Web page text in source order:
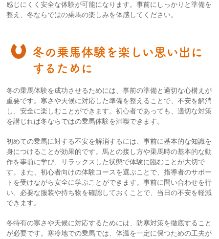
感じにくく安全な体験が可能になります。事前にしっかりと準備を
整え、冬ならではの乗馬の楽しみを体感してください。
冬の乗馬体験を楽しい思い出に
するために
冬の乗馬体験を成功させるためには、事前の準備と適切な心構えが
重要です。寒さや天候に対応した準備を整えることで、不安を解消
し、安全に楽しむことができます。初心者であっても、適切な対策
を講じれば冬ならではの乗馬体験を満喫できます。
初めての乗馬に対する不安を解消するには、事前に基本的な知識を
身につけることが効果的です。馬との接し方や乗馬時の基本的な動
作を事前に学び、リラックスした状態で体験に臨むことが大切で
す。また、初心者向けの体験コースを選ぶことで、指導者のサポー
トを受けながら安全に学ぶことができます。事前に問い合わせを行
い、必要な服装や持ち物を確認しておくことで、当日の不安を軽減
できます。
冬特有の寒さや天候に対応するためには、防寒対策を徹底すること
が必要です。寒冷地での乗馬では、体温を一定に保つための工夫が